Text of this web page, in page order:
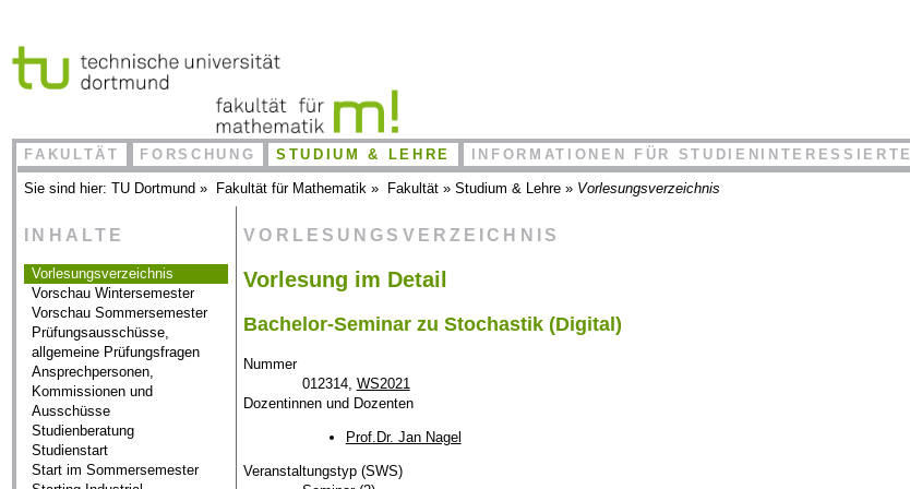
FAKULTÄT FORSCHUNG STUDIUM & LEHRE INFORMATIONEN FÜR STUDIENINTERESSIERTE
Sie sind hier:TU Dortmund » Fakultät für Mathematik » Fakultät »Studium & Lehre » Vorlesungsverzeichnis
INHALTE
Vorlesungsverzeichnis
Vorschau Wintersemester
Vorschau Sommersemester
Prüfungsausschüsse,
allgemeine Prüfungsfragen
Ansprechpersonen,
Kommissionen und
Ausschüsse
Studienberatung
Studienstart
Start im Sommersemester
VORLESUNGSVERZEICHNIS
Vorlesung im Detail
Bachelor-Seminar zu Stochastik (Digital)
Nummer
012314, WS2021
Dozentinnen und Dozenten
Prof.Dr. Jan Nagel
Veranstaltungstyp (SWS)